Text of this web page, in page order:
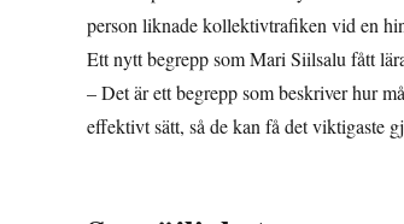
person liknade kollektivtrafiken vid en
Ett nytt begrepp som Mari Siilsalu fått
– Det är ett begrepp som beskriver hur
effektivt sätt, så de kan få det viktigaste